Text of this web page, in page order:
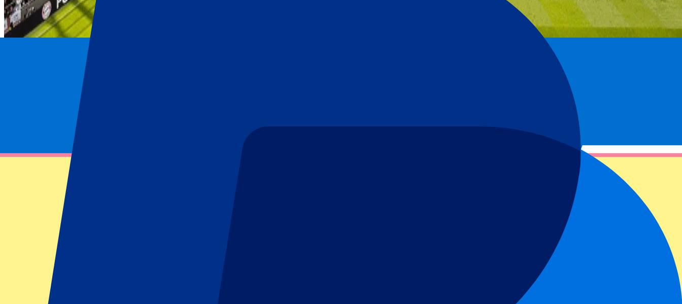
Tottenham Hotspur vs Burnley
Tottenham Hotspur
Tottenham Hotspur vs Burnley
16 augustus 2025 om 15:00
Datum bevestigd
London, Verenigd Koninkrijk
Tottenham Hotspur vs Burnley